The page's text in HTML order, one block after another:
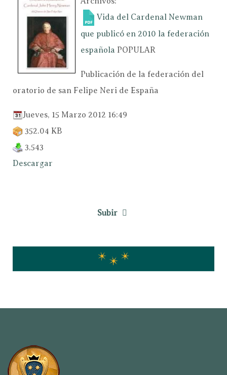
Vida del Cardenal Newman
que publicó en 2010 la federación
española POPULAR
Publicación de la federación del
oratorio de san Felipe Neri de España
Jueves, 15 Marzo 2012 16:49
352.04 KB
3,543
Descargar
Subir